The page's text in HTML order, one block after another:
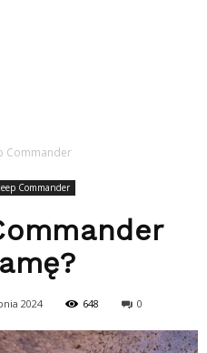
Commander
Jeep Commander
2024 648 0